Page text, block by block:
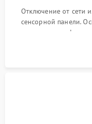
Отключение от сети
сенсорной панели.
проверка конфорок
клиента о